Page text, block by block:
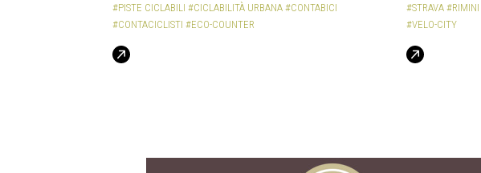
#PISTE CICLABILI #CICLABILITÀ URBANA #CONTABICI
#CONTACICLISTI #ECO-COUNTER
#STRAVA #RIMINI
#VELO-CITY